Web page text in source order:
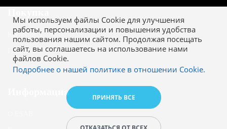
Мы используем файлы Cookie для улучшения
работы, персонализации и повышения удобства
пользования нашим сайтом. Продолжая посещать
сайт, вы соглашаетесь на использование нами
файлов Cookie.
Подробнее о нашей политике в отношении Cookie.
ПРИНЯТЬ ВСЕ
Как купить
Гарантия
Информация